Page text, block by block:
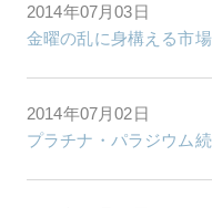
2014年07月03日
金曜の乱に身構える市場
2014年07月02日
プラチナ・パラジウム